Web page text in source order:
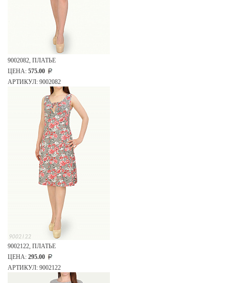
9002082, ПЛАТЬЕ
ЦЕНА: 575.00
АРТИКУЛ: 9002082
9002122, ПЛАТЬЕ
ЦЕНА: 295.00
АРТИКУЛ: 9002122